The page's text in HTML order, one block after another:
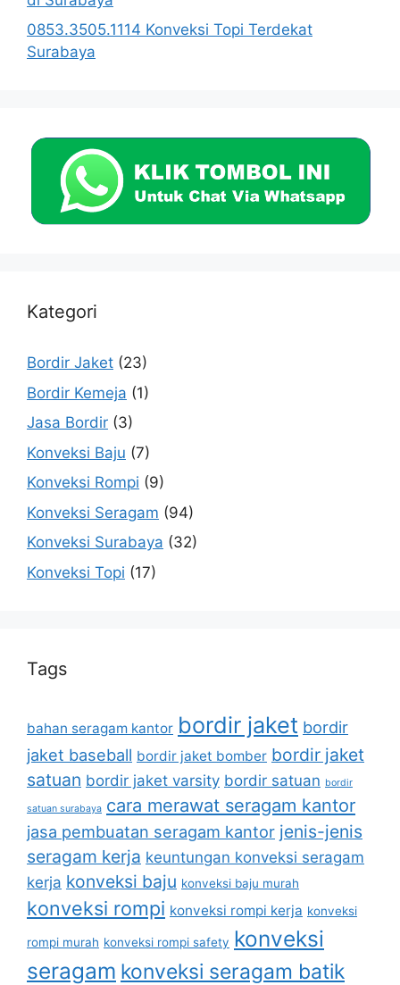
0853.3505.1114 Konveksi Topi Terdekat
Surabaya
Kategori
Bordir Jaket (23)
Bordir Kemeja (1)
Jasa Bordir (3)
Konveksi Baju (7)
Konveksi Rompi (9)
Konveksi Seragam (94)
Konveksi Surabaya (32)
Konveksi Topi (17)
Tags
bahan seragam kantor bordir jaket bordir
jaket baseball bordir jaket bomber bordir jaket
satuan bordir jaket varsity bordir satuan bordir
satuan surabaya cara merawat seragam kantor
jasa pembuatan seragam kantor jenis-jenis
seragam kerja keuntungan konveksi seragam
kerja konveksi baju konveksi baju murah
konveksi rompi konveksi rompi kerja konveksi
rompi murah konveksi rompi safety konveksi
seragam konveksi seragam batik